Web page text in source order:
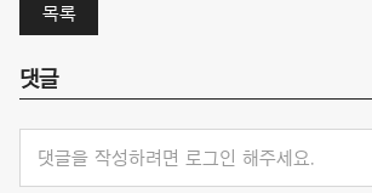
목록
댓글
댓글을 작성하려면 로그인 해주세요.